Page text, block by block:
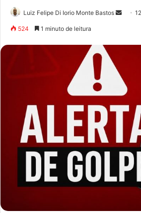
Luiz Felipe Di Iorio Monte Bastos
524 1 minuto de leitura